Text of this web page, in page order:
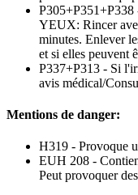
YEUX: Rincer
minutes. Enlever
et si elles peuvent
P337+P313 - Si
avis médical/
Mentions de danger:
H319 - Provoque
EUH 208 -
Peut provoquer